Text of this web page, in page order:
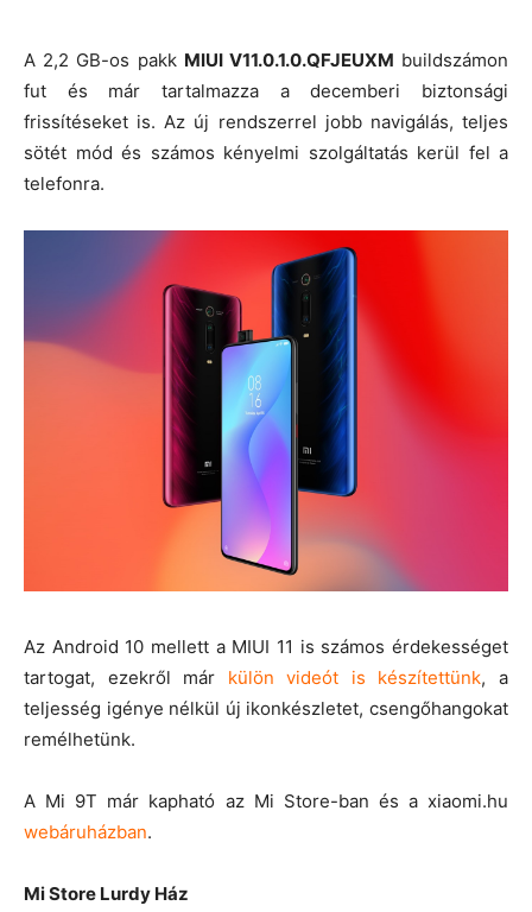
A 2,2 GB-os pakk MIUI V11.0.1.0.QFJEUXM buildszámon
fut és már tartalmazza a decemberi biztonsági
frissítéseket is. Az új rendszerrel jobb navigálás, teljes
sötét mód és számos kényelmi szolgáltatás kerül fel a
telefonra.
Az Android 10 mellett a MIUI 11 is számos érdekességet
tartogat, ezekről már külön videót is készítettünk, a
teljesség igénye nélkül új ikonkészletet, csengőhangokat
remélhetünk.
A Mi 9T már kapható az Mi Store-ban és a xiaomi.hu
webáruházban.
Mi Store Lurdy Ház